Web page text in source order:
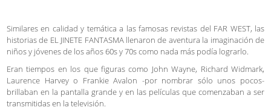
Similares en calidad y temática a las famosas revistas del FAR WEST, las
historias de EL JINETE FANTASMA llenaron de aventura la imaginación de
niños y jóvenes de los años 60s y 70s como nada más podía lograrlo.
Eran tiempos en los que figuras como John Wayne, Richard Widmark,
Laurence Harvey o Frankie Avalon -por nombrar sólo unos pocos-
brillaban en la pantalla grande y en las películas que comenzaban a ser
transmitidas en la televisión.